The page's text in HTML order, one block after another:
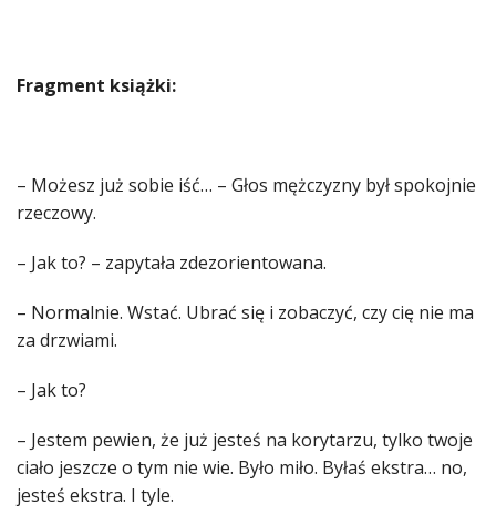
Fragment książki:
– Możesz już sobie iść… – Głos mężczyzny był spokojnie
rzeczowy.
– Jak to? – zapytała zdezorientowana.
– Normalnie. Wstać. Ubrać się i zobaczyć, czy cię nie ma
za drzwiami.
– Jak to?
– Jestem pewien, że już jesteś na korytarzu, tylko twoje
ciało jeszcze o tym nie wie. Było miło. Byłaś ekstra… no,
jesteś ekstra. I tyle.